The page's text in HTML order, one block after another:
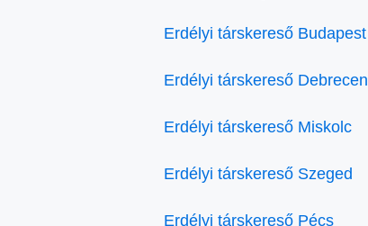
Erdélyi társkereső Budapest
Erdélyi társkereső Debrecen
Erdélyi társkereső Miskolc
Erdélyi társkereső Szeged
Erdélyi társkereső Pécs